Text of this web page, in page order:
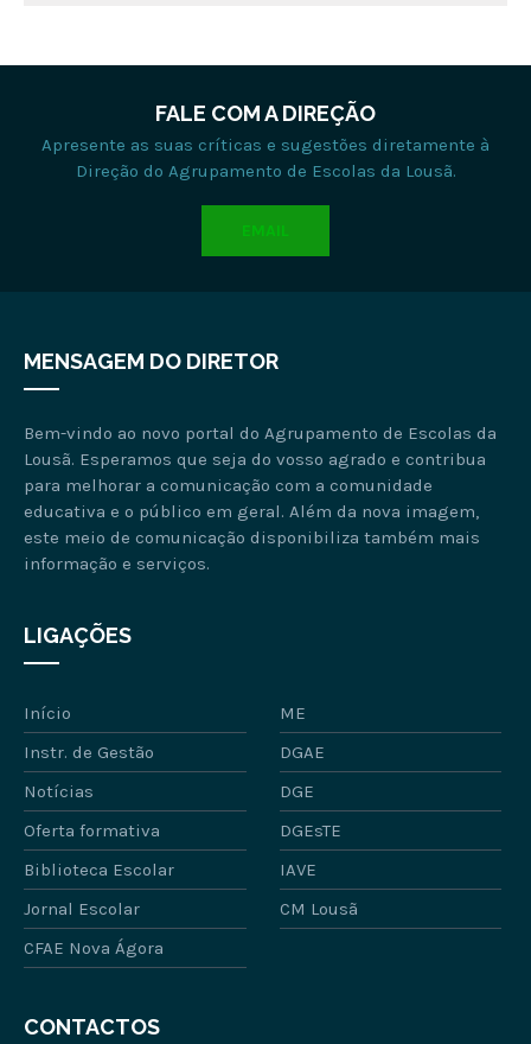
FALE COM A DIREÇÃO
Apresente as suas críticas e sugestões diretamente à
Direção do Agrupamento de Escolas da Lousã.
EMAIL
MENSAGEM DO DIRETOR
Bem-vindo ao novo portal do Agrupamento de Escolas da
Lousã. Esperamos que seja do vosso agrado e contribua
para melhorar a comunicação com a comunidade
educativa e o público em geral. Além da nova imagem,
este meio de comunicação disponibiliza também mais
informação e serviços.
LIGAÇÕES
Início
ME
Instr. de Gestão
DGAE
Notícias
DGE
Oferta formativa
DGEsTE
Biblioteca Escolar
IAVE
Jornal Escolar
CM Lousã
CFAE Nova Ágora
CONTACTOS